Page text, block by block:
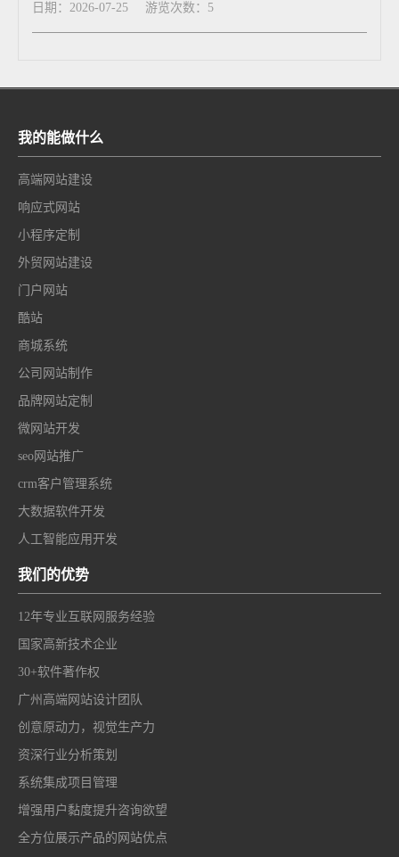
日期：2026-07-25
游览次数：5
我的能做什么
高端网站建设
响应式网站
小程序定制
外贸网站建设
门户网站
酷站
商城系统
公司网站制作
品牌网站定制
微网站开发
seo网站推广
crm客户管理系统
大数据软件开发
人工智能应用开发
我们的优势
12年专业互联网服务经验
国家高新技术企业
30+软件著作权
广州高端网站设计团队
创意原动力，视觉生产力
资深行业分析策划
系统集成项目管理
增强用户黏度提升咨询欲望
全方位展示产品的网站优点